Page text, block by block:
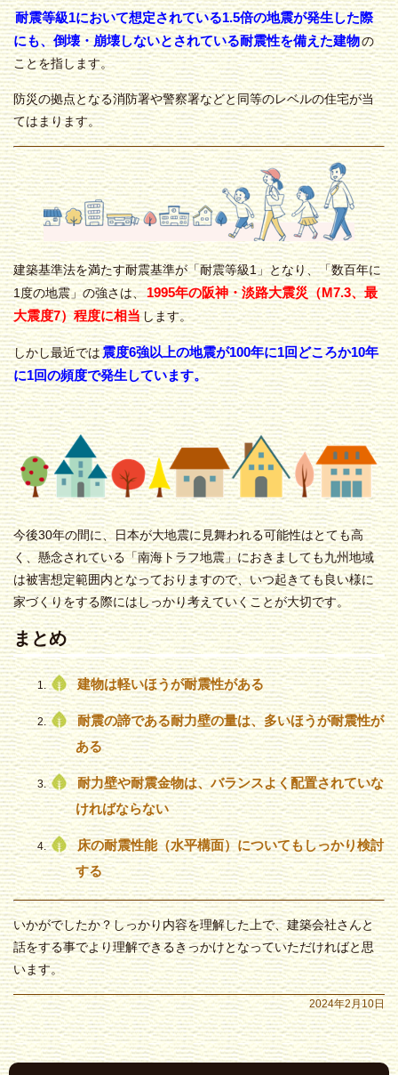
耐震等級1において想定されている1.5倍の地震が発生した際
にも、倒壊・崩壊しないとされている耐震性を備えた建物の
ことを指します。
防災の拠点となる消防署や警察署などと同等のレベルの住宅が当
てはまります。
建築基準法を満たす耐震基準が「耐震等級1」となり、「数百年に
1度の地震」の強さは、1995年の阪神・淡路大震災（M7.3、最
大震度7）程度に相当します。
しかし最近では震度6強以上の地震が100年に1回どころか10年
に1回の頻度で発生しています。
今後30年の間に、日本が大地震に見舞われる可能性はとても高
く、懸念されている「南海トラフ地震」におきましても九州地域
は被害想定範囲内となっておりますので、いつ起きても良い様に
家づくりをする際にはしっかり考えていくことが大切です。
まとめ
建物は軽いほうが耐震性がある
耐震の諦である耐力壁の量は、多いほうが耐震性が
ある
耐力壁や耐震金物は、バランスよく配置されていな
ければならない
床の耐震性能（水平構面）についてもしっかり検討
する
いかがでしたか？しっかり内容を理解した上で、建築会社さんと
話をする事でより理解できるきっかけとなっていただければと思
います。
2024年2月10日